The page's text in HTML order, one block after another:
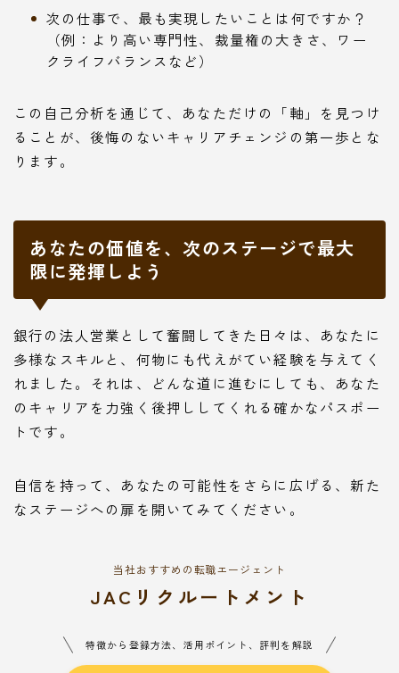
次の仕事で、最も実現したいことは何ですか？
（例：より高い専門性、裁量権の大きさ、ワー
クライフバランスなど）
この自己分析を通じて、あなただけの「軸」を見つけ
ることが、後悔のないキャリアチェンジの第一歩とな
ります。
あなたの価値を、次のステージで最大
限に発揮しよう
銀行の法人営業として奮闘してきた日々は、あなたに
多様なスキルと、何物にも代えがてい経験を与えてく
れました。それは、どんな道に進むにしても、あなた
のキャリアを力強く後押ししてくれる確かなパスポー
トです。
自信を持って、あなたの可能性をさらに広げる、新た
なステージへの扉を開いてみてください。
当社おすすめの転職エージェント
JACリクルートメント
特徴から登録方法、活用ポイント、評判を解説